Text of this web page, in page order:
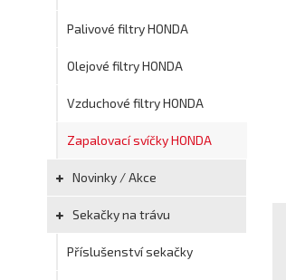
Palivové filtry HONDA
Olejové filtry HONDA
Vzduchové filtry HONDA
Zapalovací svíčky HONDA
Novinky / Akce
Sekačky na trávu
Příslušenství sekačky